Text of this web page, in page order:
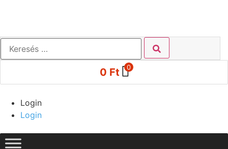
0 Ft 0
Login
Login